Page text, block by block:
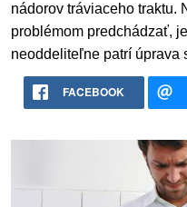
nádorov tráviaceho traktu.
problémom predchádzať,
neoddeliteľne patrí úprava
FACEBOOK